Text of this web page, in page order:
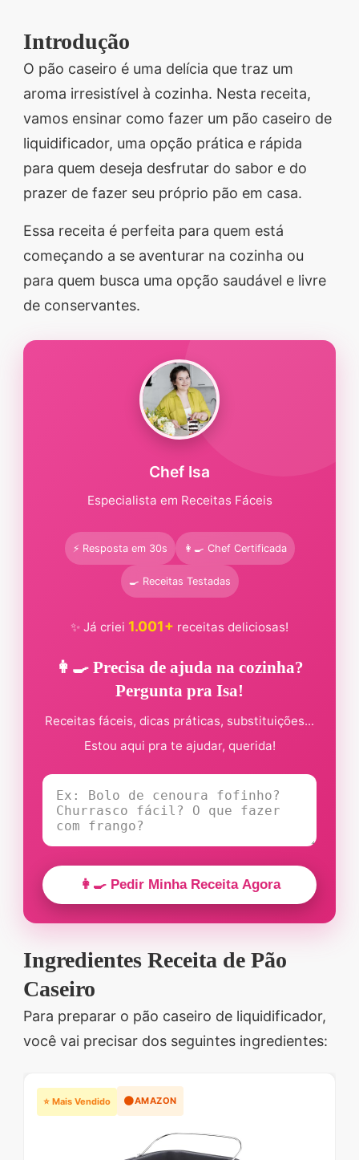
que vão impressionar
todos ao seu redor.
Transforme suas
refeições e inspire-se
agora mesmo!
Introdução
O pão caseiro é uma delícia que traz um
aroma irresistível à cozinha. Nesta receita,
vamos ensinar como fazer um pão caseiro de
liquidificador, uma opção prática e rápida
para quem deseja desfrutar do sabor e do
prazer de fazer seu próprio pão em casa.
Essa receita é perfeita para quem está
começando a se aventurar na cozinha ou
para quem busca uma opção saudável e livre
de conservantes.
Chef Isa
Especialista em Receitas Fáceis
⚡ Resposta em 30s 👩‍🍳 Chef Certificada
🍳 Receitas Testadas
✨ Já criei 1.001+ receitas deliciosas!
👩‍🍳 Precisa de ajuda na cozinha?
Pergunta pra Isa!
Receitas fáceis, dicas práticas, substituições...
Estou aqui pra te ajudar, querida!
👩‍🍳 Pedir Minha Receita Agora
Ingredientes Receita de Pão
Caseiro
Para preparar o pão caseiro de liquidificador,
você vai precisar dos seguintes ingredientes:
⭐ Mais Vendido 🟠AMAZON